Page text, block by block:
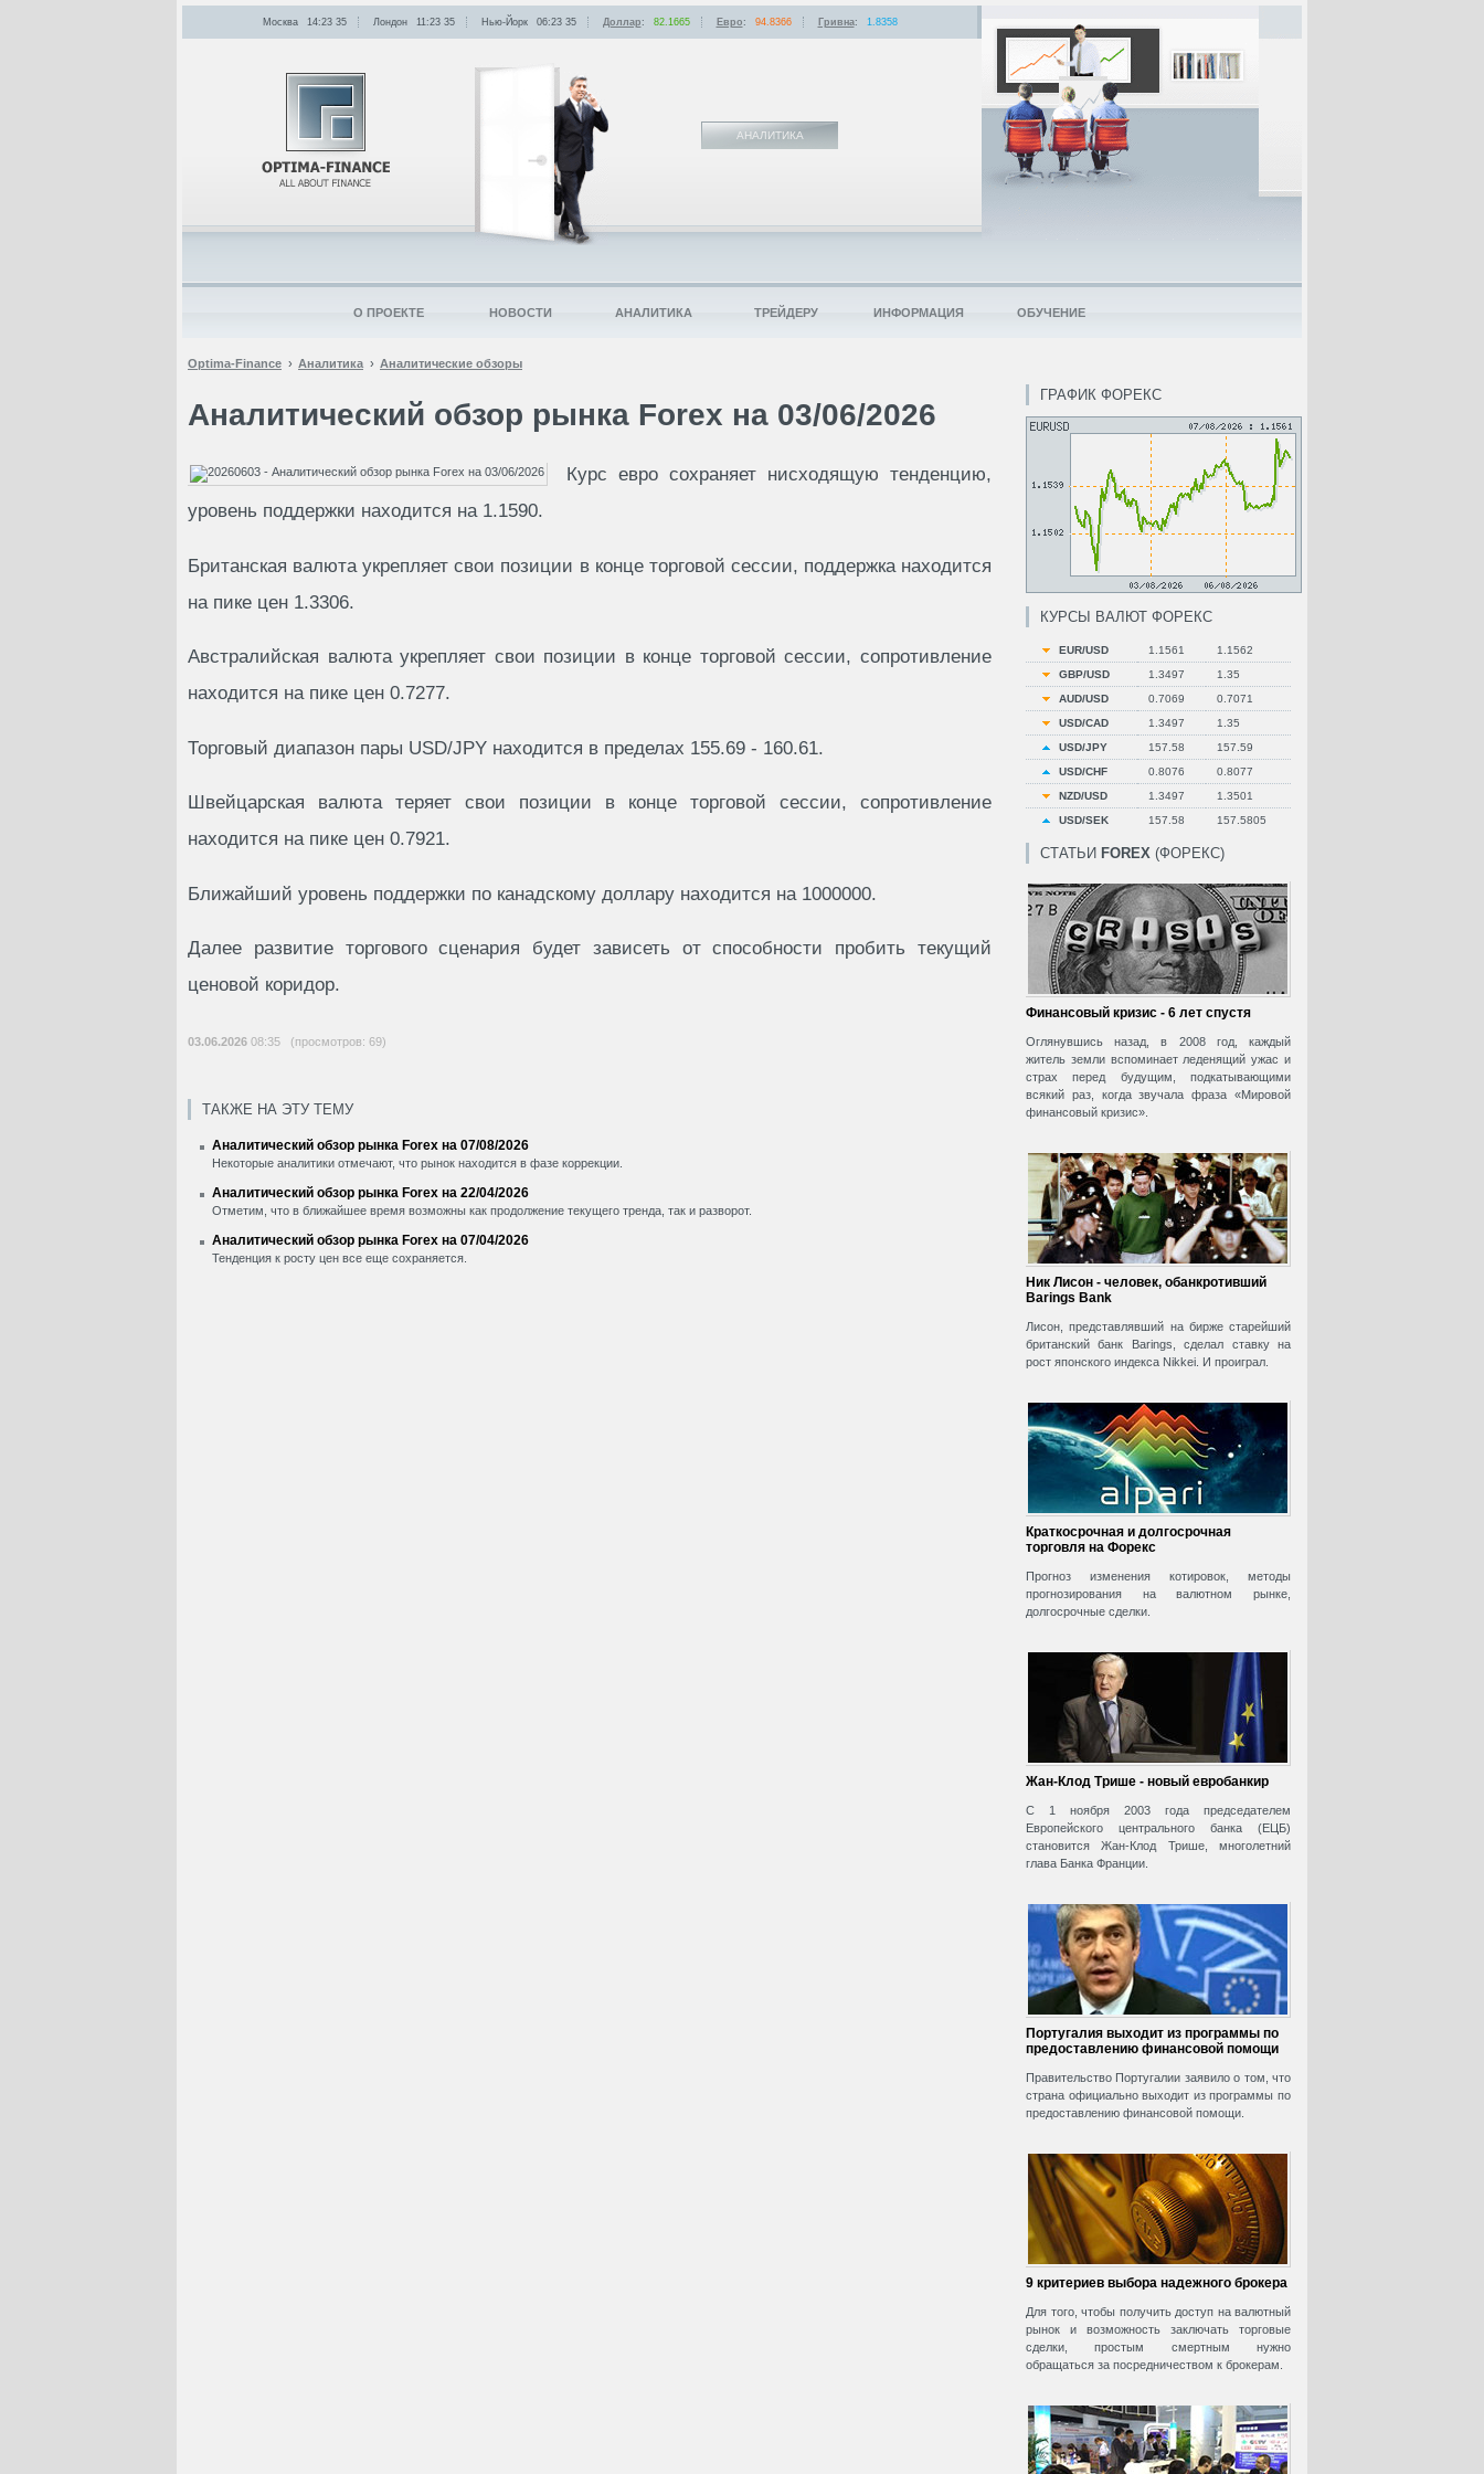
Optima-Finance Аналитика Аналитические обзоры
Аналитический обзор рынка Forex на 03/06/2026
Курс евро сохраняет нисходящую тенденцию,
уровень поддержки находится на 1.1590.
Британская валюта укрепляет свои позиции в конце торговой сессии, поддержка находится
на пике цен 1.3306.
Австралийская валюта укрепляет свои позиции в конце торговой сессии, сопротивление
находится на пике цен 0.7277.
Торговый диапазон пары USD/JPY находится в пределах 155.69 - 160.61.
Швейцарская валюта теряет свои позиции в конце торговой сессии, сопротивление
находится на пике цен 0.7921.
Ближайший уровень поддержки по канадскому доллару находится на 1000000.
Далее развитие торгового сценария будет зависеть от способности пробить текущий
ценовой коридор.
03.06.2026 08:35 (просмотров: 69)
ТАКЖЕ НА ЭТУ ТЕМУ
Аналитический обзор рынка Forex на 07/08/2026
Некоторые аналитики отмечают, что рынок находится в фазе коррекции.
Аналитический обзор рынка Forex на 22/04/2026
Отметим, что в ближайшее время возможны как продолжение текущего тренда, так и разворот.
Аналитический обзор рынка Forex на 07/04/2026
Тенденция к росту цен все еще сохраняется.
ГРАФИК ФОРЕКС
КУРСЫ ВАЛЮТ ФОРЕКС
EUR/USD 1.1561
1.1562
GBP/USD
1.3497
1.35
AUD/USD
0.7069
0.7071
USD/CAD
1.3497
1.35
USD/JPY
157.58
157.59
USD/CHF
0.8076
0.8077
NZD/USD
1.3497
1.3501
USD/SEK
157.58 157.5805
СТАТЬИ FOREX (ФОРЕКС)
Финансовый кризис - 6 лет спустя
Оглянувшись назад, в 2008 год, каждый
житель земли вспоминает леденящий ужас и
страх перед будущим, подкатывающими
всякий раз, когда звучала фраза «Мировой
финансовый кризис».
Ник Лисон - человек, обанкротивший
Barings Bank
Лисон, представлявший на бирже старейший
британский банк Barings, сделал ставку на
рост японского индекса Nikkei. И проиграл.
Краткосрочная и долгосрочная
торговля на Форекс
Прогноз изменения котировок, методы
прогнозирования на валютном рынке,
долгосрочные сделки.
Жан-Клод Трише - новый евробанкир
С 1 ноября 2003 года председателем
Европейского центрального банка (ЕЦБ)
становится Жан-Клод Трише, многолетний
глава Банка Франции.
Португалия выходит из программы по
предоставлению финансовой помощи
Правительство Португалии заявило о том, что
страна официально выходит из программы по
предоставлению финансовой помощи.
9 критериев выбора надежного брокера
Для того, чтобы получить доступ на валютный
рынок и возможность заключать торговые
сделки, простым смертным нужно
обращаться за посредничеством к брокерам.
АНАЛИТИКА
Москва 14:23: 35 Лондон 11:23: 35 Нью-Йорк 06:23: 35 Доллар: 82.1665 Евро: 94.8366 Гривна: 1.8358
О ПРОЕКТЕ НОВОСТИ АНАЛИТИКА ТРЕЙДЕРУ ИНФОРМАЦИЯ ОБУЧЕНИЕ